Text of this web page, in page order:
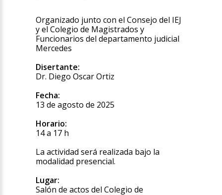
Organizado junto con el Consejo del IEJ
y el Colegio de Magistrados y
Funcionarios del departamento judicial
Mercedes
Disertante:
Dr. Diego Oscar Ortiz
Fecha:
13 de agosto de 2025
Horario:
14 a 17 h
La actividad será realizada bajo la
modalidad presencial.
Lugar:
Salón de actos del Colegio de